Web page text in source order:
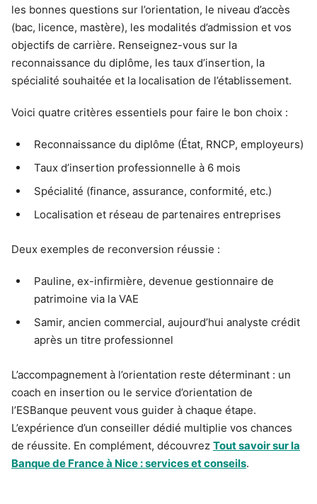
les bonnes questions sur l’orientation, le niveau d’accès
(bac, licence, mastère), les modalités d’admission et vos
objectifs de carrière. Renseignez-vous sur la
reconnaissance du diplôme, les taux d’insertion, la
spécialité souhaitée et la localisation de l’établissement.
Voici quatre critères essentiels pour faire le bon choix :
Reconnaissance du diplôme (État, RNCP, employeurs)
Taux d’insertion professionnelle à 6 mois
Spécialité (finance, assurance, conformité, etc.)
Localisation et réseau de partenaires entreprises
Deux exemples de reconversion réussie :
Pauline, ex-infirmière, devenue gestionnaire de
patrimoine via la VAE
Samir, ancien commercial, aujourd’hui analyste crédit
après un titre professionnel
L’accompagnement à l’orientation reste déterminant : un
coach en insertion ou le service d’orientation de
l’ESBanque peuvent vous guider à chaque étape.
L’expérience d’un conseiller dédié multiplie vos chances
de réussite. En complément, découvrez Tout savoir sur la
Banque de France à Nice : services et conseils.